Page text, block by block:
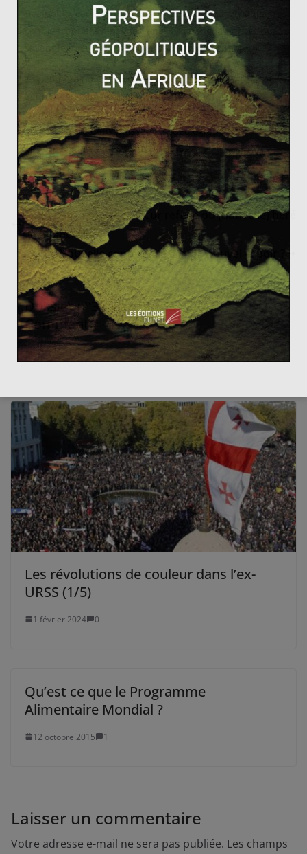
Realpolitik car il enseigne que les bons gouvernants
sont ceux qui savent voir venir les changements et qui
savent le mieux les négocier sans préjugés moraux.
La politique de rapprochement entre les États-Unis et
la Chine engagée par Nixon en 1972 peut être
considérée comme un cas typique de Realpolitik : une
alliance entre deux puissances idéologiquement
opposées mais unies contre l’URSS.
Le Bitcoin : nouvelle valeur refuge ou (nouvelle) héré
sie financière
Nouvelle conférence climat, nouvel espoir ?
Dossier n°3 – Les BRICS : Qui ?
Comment ?
2 avril 2014 0
Les révolutions de couleur dans l’ex-
URSS (1/5)
1 février 2024 0
Qu’est ce que le Programme
Alimentaire Mondial ?
12 octobre 2015 1
Laisser un commentaire
Votre adresse e-mail ne sera pas publiée. Les champs